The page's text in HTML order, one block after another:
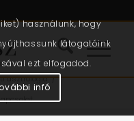
asztrológia /
használunk, hogy
látogatóink
ezt elfogadod.
infó